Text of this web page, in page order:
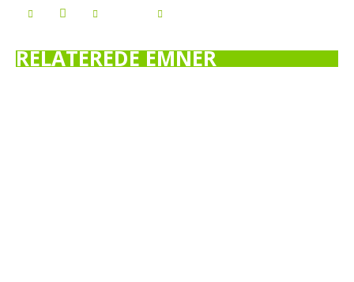
RELATEREDE EMNER